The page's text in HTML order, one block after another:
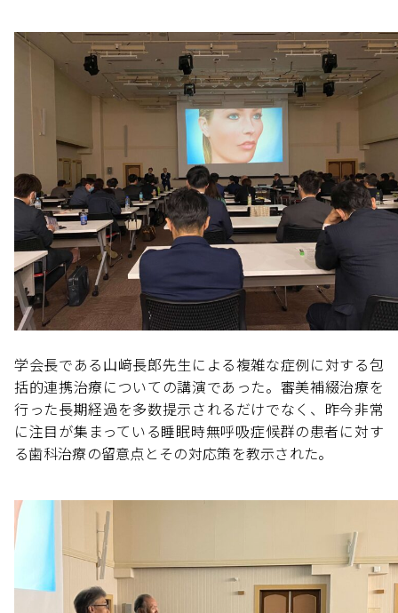
学会長である山﨑長郎先生による複雑な症例に対する包
括的連携治療についての講演であった。審美補綴治療を
行った長期経過を多数提示されるだけでなく、昨今非常
に注目が集まっている睡眠時無呼吸症候群の患者に対す
る歯科治療の留意点とその対応策を教示された。